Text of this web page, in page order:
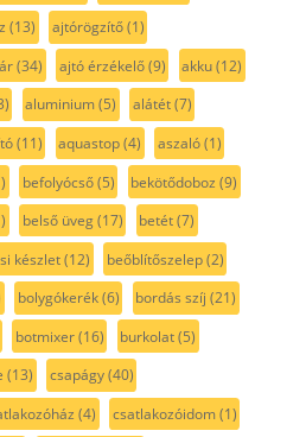
(13) ajtórögzítő(1)
(34) ajtó érzékelő(9) akku(12)
aluminium(5) alátét(7)
(11) aquastop(4) aszaló(1)
befolyócső(5) bekötődoboz (9)
belső üveg(17) betét(7)
készlet(12) beőblítőszelep(2)
bolygókerék(6) bordás szíj (21)
botmixer(16) burkolat(5)
(13) csapágy(40)
(4) csatlakozóidom(1)